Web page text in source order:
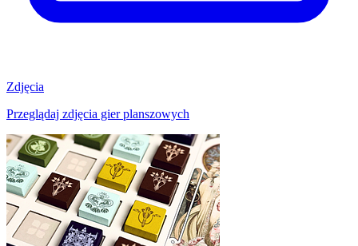
Zdjęcia
Przeglądaj zdjęcia gier planszowych